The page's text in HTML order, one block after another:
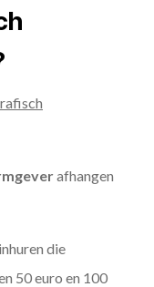
afhangen
inhuren die
50 euro en 100